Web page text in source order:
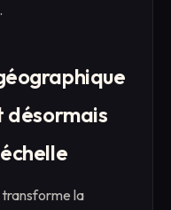
désormais
la